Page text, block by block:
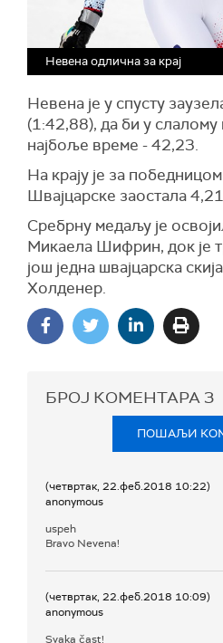
Невена одлична за крај
Невена је у спусту
(1:42,88), да би у слалому
најбоље време - 42,23.
На крају је за
Швајцарске заостала
Сребрну медаљу је
Микаела Шифрин, док је
још једна швајцарска
Холденер.
БРОЈ КОМЕНТАРА 3
ПОШАЉИ
(четвртак, 22.феб.2018 10:22)
anonymous
uspeh
Bravo Nevena!
(четвртак, 22.феб.2018 10:09)
anonymous
Svaka čast!